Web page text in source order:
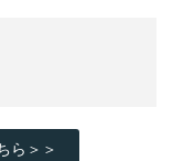
ら＞＞